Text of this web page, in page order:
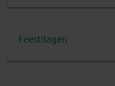
Feestdagen